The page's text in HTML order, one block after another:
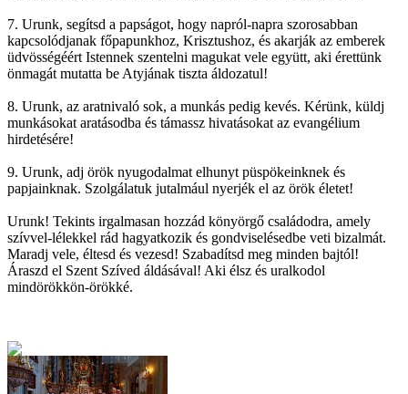
7. Urunk, segítsd a papságot, hogy napról-napra szorosabban
kapcsolódjanak főpapunkhoz, Krisztushoz, és akarják az emberek
üdvösségéért Istennek szentelni magukat vele együtt, aki érettünk
önmagát mutatta be Atyjának tiszta áldozatul!
8. Urunk, az aratnivaló sok, a munkás pedig kevés. Kérünk, küldj
munkásokat aratásodba és támassz hivatásokat az evangélium
hirdetésére!
9. Urunk, adj örök nyugodalmat elhunyt püspökeinknek és
papjainknak. Szolgálatuk jutalmául nyerjék el az örök életet!
Urunk! Tekints irgalmasan hozzád könyörgő családodra, amely
szívvel-lélekkel rád hagyatkozik és gondviselésedbe veti bizalmát.
Maradj vele, éltesd és vezesd! Szabadítsd meg minden bajtól!
Áraszd el Szent Szíved áldásával! Aki élsz és uralkodol
mindörökkön-örökké.